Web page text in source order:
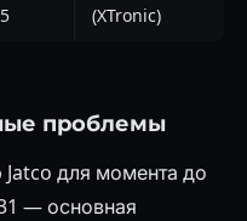
(XTronic)
проблемы
для момента до
— основная